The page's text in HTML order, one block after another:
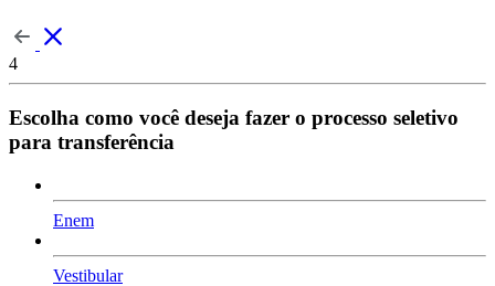
4
Escolha como você deseja fazer o processo seletivo
para transferência
Enem
Vestibular